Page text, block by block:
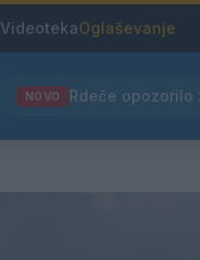
VideotekaOglaševanje
NOVO